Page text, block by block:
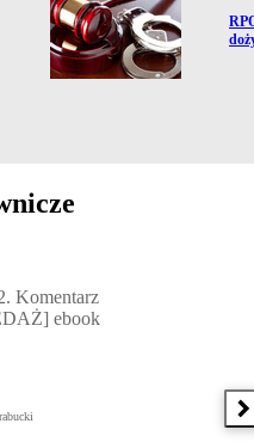
Komentarz
ebook